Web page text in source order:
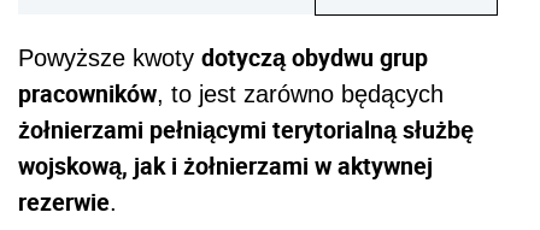
Powyższe kwoty dotyczą obydwu grup
pracowników, to jest zarówno będących
żołnierzami pełniącymi terytorialną służbę
wojskową, jak i żołnierzami w aktywnej
rezerwie.